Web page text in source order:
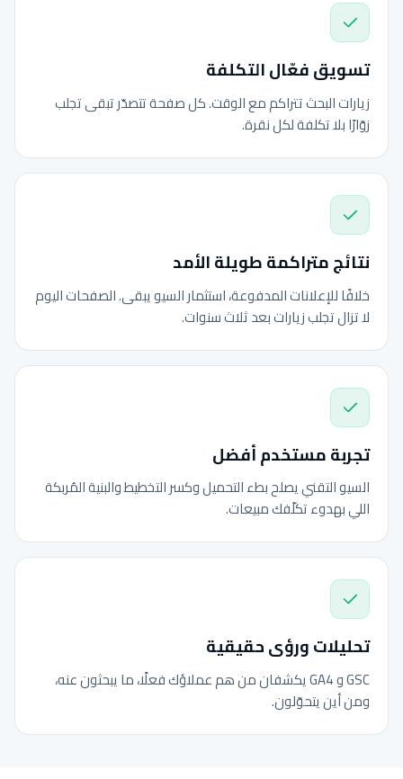
تسويق فعّال التكلفة
زيارات البحث تتراكم مع الوقت. كل صفحة تتصدّر تبقى تجلب
زوّارًا بلا تكلفة لكل نقرة.
نتائج متراكمة طويلة الأمد
خلافًا للإعلانات المدفوعة، استثمار السيو يبقى. الصفحات اليوم
لا تزال تجلب زيارات بعد ثلاث سنوات.
تجربة مستخدم أفضل
السيو التقني يصلح بطء التحميل وكسر التخطيط والبنية المُربكة
اللي بهدوء تكلّفك مبيعات.
تحليلات ورؤى حقيقية
GSC و GA4 يكشفان من هم عملاؤك فعلًا، ما يبحثون عنه،
ومن أين يتحوّلون.